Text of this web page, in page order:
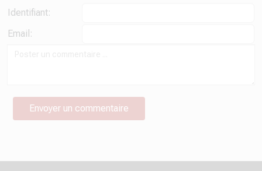
Identifiant:
Email: